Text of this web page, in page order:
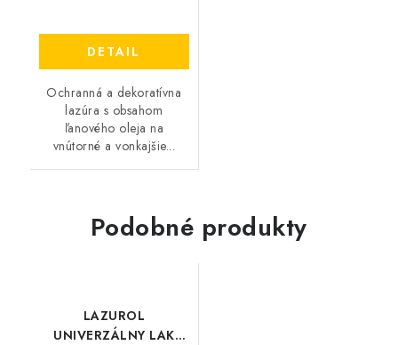
DETAIL
Ochranná a dekoratívna
lazúra s obsahom
ľanového oleja na
vnútorné a vonkajšie...
Podobné produkty
LAZUROL
UNIVERZÁLNY LAK